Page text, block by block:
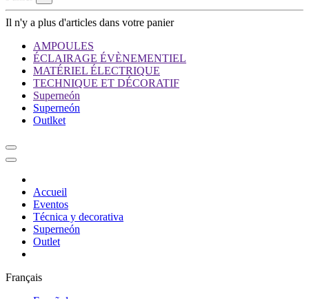
Il n'y a plus d'articles dans votre panier
AMPOULES
ÉCLAIRAGE ÉVÈNEMENTIEL
MATÉRIEL ÉLECTRIQUE
TECHNIQUE ET DÉCORATIF
Superneón
Superneón
Outlket
Accueil
Eventos
Técnica y decorativa
Superneón
Outlet
Français